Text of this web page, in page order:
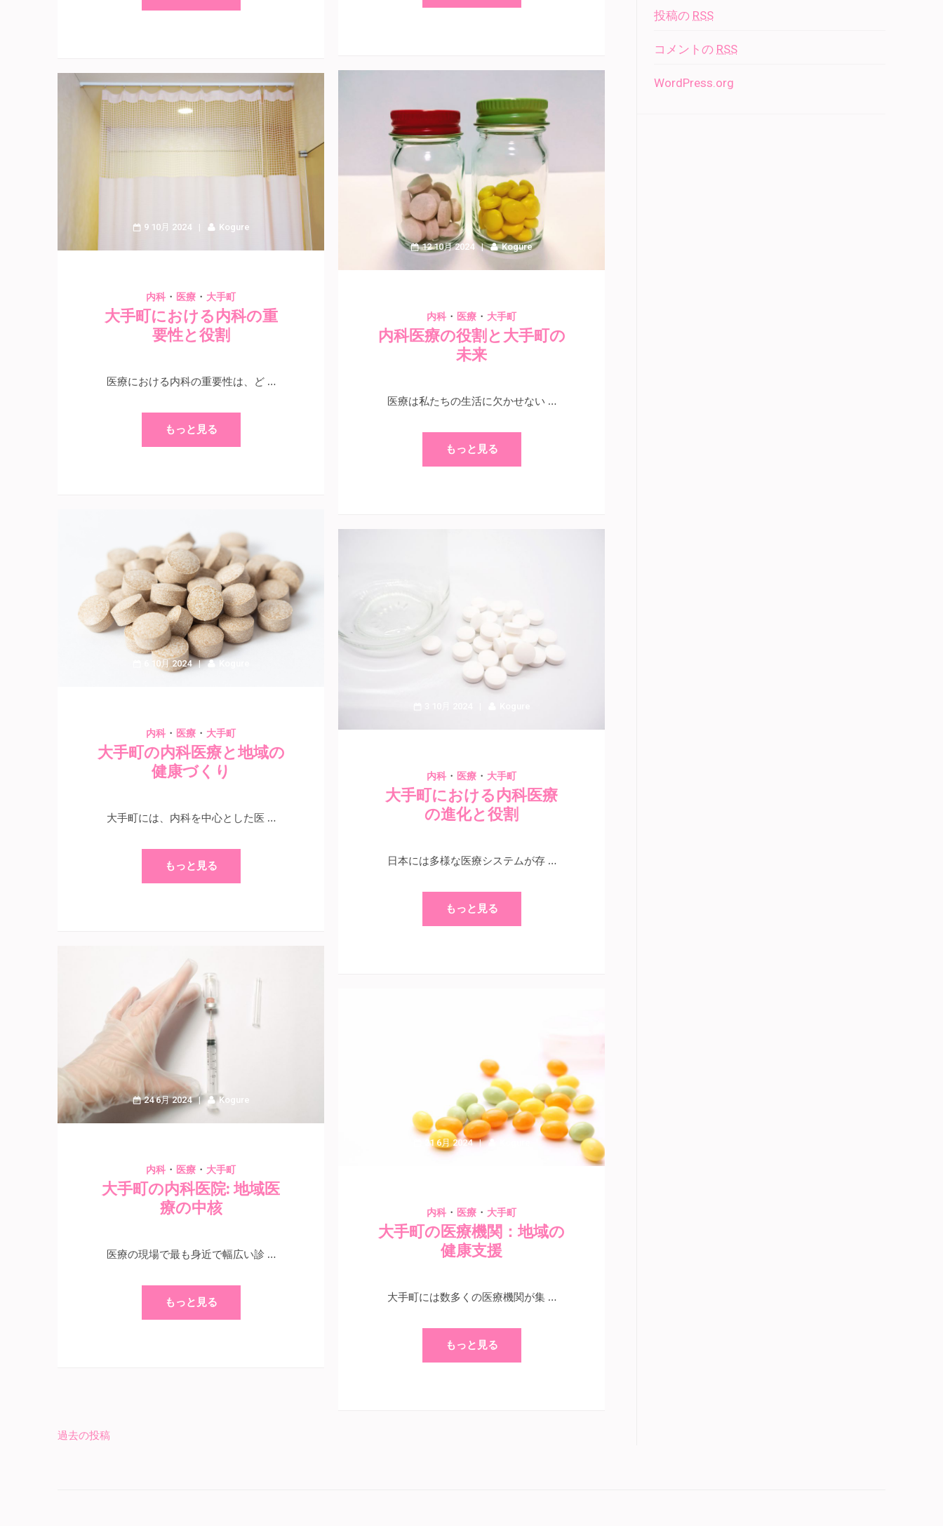
12 10月 2024 Kogure
内科 ・ 医療 ・ 大手町
内科医療の役割と大手町の
未来
医療は私たちの生活に欠かせない …
もっと見る
9 10月 2024 Kogure
内科 ・ 医療 ・ 大手町
大手町における内科の重
要性と役割
医療における内科の重要性は、ど …
もっと見る
6 10月 2024
内科 ・ 医療 ・ 大手町
大手町の内科医療と地域の
健康づくり
大手町には、内科を中心とした医 …
もっと見る
内科 ・ 医療 ・ 大手町
大手町における内科医療
の進化と役割
日本には多様な医療システムが存 …
もっと見る
24 6月 2024 Kogure
内科 ・ 医療 ・ 大手町
大手町の内科医院: 地域医
療の中核
医療の現場で最も身近で幅広い診 …
もっと見る
21 6月 2024
内科 ・ 医療 ・ 大手町
大手町の医療機関：地域の
健康支援
大手町には数多くの医療機関が集 …
もっと見る
過去の投稿
投稿の RSS
コメントの RSS
WordPress.org